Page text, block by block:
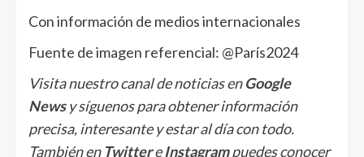
Con información de medios internacionales
Fuente de imagen referencial: @París2024
Visita nuestro canal de noticias enGoogle
Newsy síguenos para obtener información
precisa, interesante y estar al día con todo.
También en TwittereInstagrampuedes conocer